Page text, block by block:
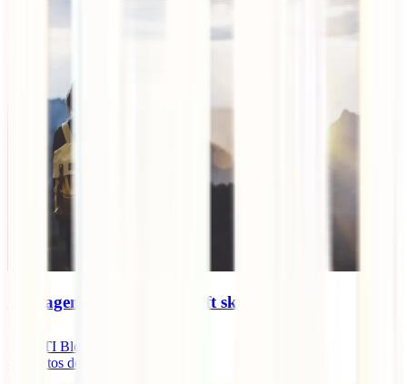
As viagens desenvolvem soft skills?
IATI Blog
minutos de leitura